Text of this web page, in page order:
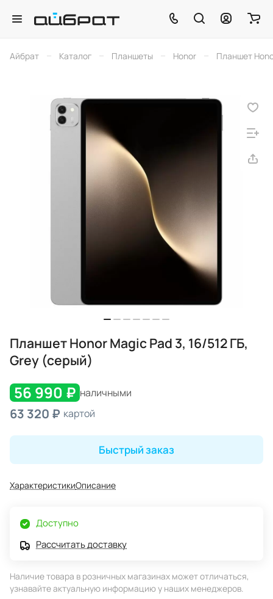
Айбрат – Каталог – Планшеты – Honor – Планшет
Планшет Honor Magic Pad 3, 16/512 ГБ,
Grey (серый)
56 990 ₽ наличными
63 320 ₽ картой
Быстрый заказ
ХарактеристикиОписание
Доступно
Рассчитать доставку
Наличие товара в розничных магазинах может отличаться,
узнавайте актуальную информацию у наших менеджеров.